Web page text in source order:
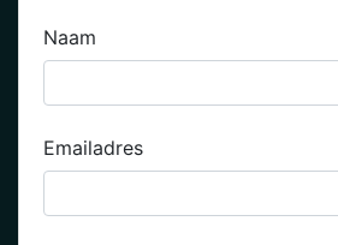
Naam
Emailadres